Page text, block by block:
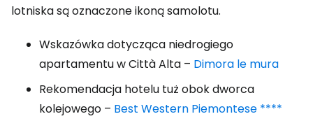
lotniska są oznaczone ikoną samolotu.
Wskazówka dotycząca niedrogiego
apartamentu w Città Alta – Dimora le mura
Rekomendacja hotelu tuż obok dworca
kolejowego – Best Western Piemontese ****